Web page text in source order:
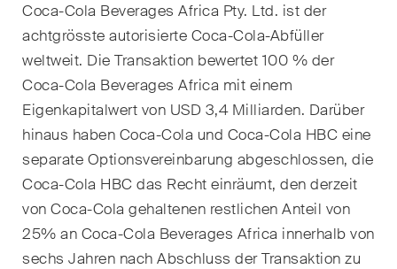
Coca-Cola Beverages Africa Pty. Ltd. ist der
achtgrösste autorisierte Coca-Cola-Abfüller
weltweit. Die Transaktion bewertet 100 % der
Coca-Cola Beverages Africa mit einem
Eigenkapitalwert von USD 3,4 Milliarden. Darüber
hinaus haben Coca-Cola und Coca-Cola HBC eine
separate Optionsvereinbarung abgeschlossen, die
Coca-Cola HBC das Recht einräumt, den derzeit
von Coca-Cola gehaltenen restlichen Anteil von
25% an Coca-Cola Beverages Africa innerhalb von
sechs Jahren nach Abschluss der Transaktion zu
Monatlich ausgewählte
Kernthemen aus unseren
Tätigkeitsbereiche,
Fachgebiete und Branchen,
sowie Newsflashes über die
jüngsten Entwicklungen.
Arbeitsrecht
Banking & Finance
Baurecht